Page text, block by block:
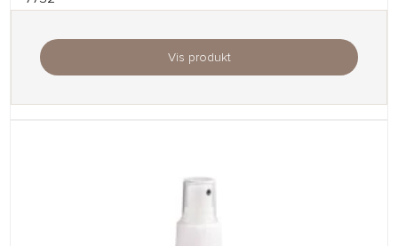
Vis produkt